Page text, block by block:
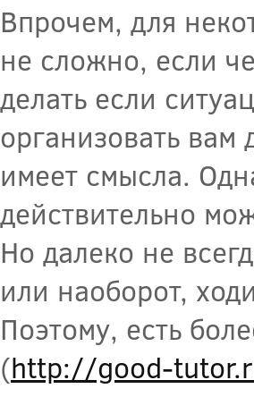
Впрочем, для
не сложно, если
делать если
организовать
имеет смысла.
действительно
Но далеко не
или наоборот,
Поэтому, есть
(http://good-